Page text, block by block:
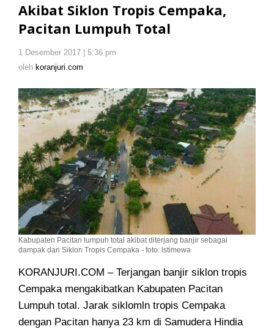
Cempaka,
Pacitan
Akibat Siklon Tropis Cempaka,
Pacitan Lumpuh Total
1 Desember 2017 | 5:36 pm
oleh koranjuri.com
Kabupaten Pacitan lumpuh total akibat diterjang banjir sebagai
dampak dari Siklon Tropis Cempaka - foto: Istimewa
KORANJURI.COM – Terjangan banjir siklon tropis
Cempaka mengakibatkan Kabupaten Pacitan
Lumpuh total. Jarak siklomln tropis Cempaka
dengan Pacitan hanya 23 km di Samudera Hindia